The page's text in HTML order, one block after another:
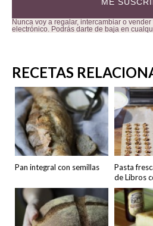
Nunca voy a regalar, intercambiar o
electrónico. Podrás darte de baja en
RECETAS
Pan integral con semillas
Pasta
de Libros